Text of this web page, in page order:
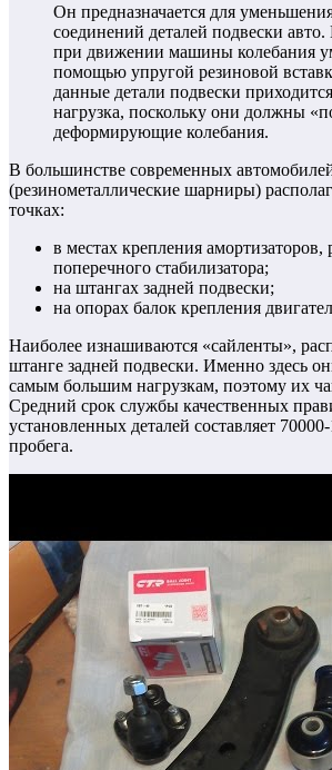
Он предназначается для
соединений деталей подвески
при движении машины колебания
помощью упругой резиновой
данные детали подвески
нагрузка, поскольку они должны
деформирующие колебания.
В большинстве современных
(резинометаллические шарниры)
точках:
в местах крепления амортизаторов,
поперечного стабилизатора;
на штангах задней подвески;
на опорах балок крепления
Наиболее изнашиваются «сайленты»,
штанге задней подвески. Именно здесь
самым большим нагрузкам, поэтому их
Средний срок службы качественных
установленных деталей составляет
пробега.